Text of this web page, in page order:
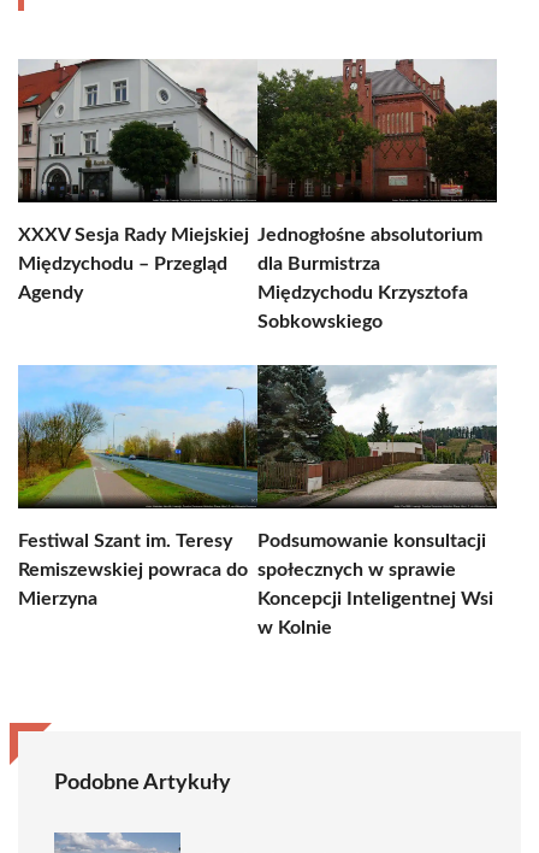
XXXV Sesja Rady Miejskiej
Międzychodu – Przegląd
Agendy
Jednogłośne absolutorium
dla Burmistrza
Międzychodu Krzysztofa
Sobkowskiego
Festiwal Szant im. Teresy
Remiszewskiej powraca do
Mierzyna
Podsumowanie konsultacji
społecznych w sprawie
Koncepcji Inteligentnej Wsi
w Kolnie
Podobne Artykuły